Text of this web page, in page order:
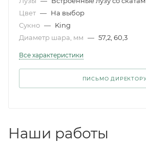
Цвет — На выбор
Сукно — King
Диаметр шара, мм — 57,2, 60,3
Все характеристики
ПИСЬМО
Наши работы